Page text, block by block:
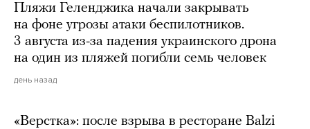
Пляжи Геленджика начали закрывать
на фоне угрозы атаки беспилотников.
3 августа из-за падения украинского дрона
на один из пляжей погибли семь человек
день назад
«Верстка»: после взрыва в ресторане Balzi